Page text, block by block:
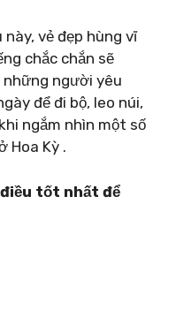
vẻ đẹp hùng vĩ
chắc chắn sẽ
người yêu
để đi bộ, leo núi,
ngắm nhìn một số
Hoa Kỳ .
tốt nhất để